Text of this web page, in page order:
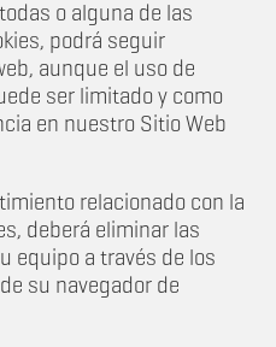
o alguna de las
podrá seguir
aunque el uso de
ser limitado y como
en nuestro Sitio Web
relacionado con la
deberá eliminar las
equipo a través de los
su navegador de